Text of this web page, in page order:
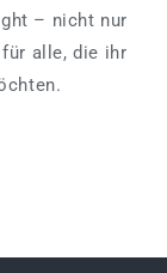
– nicht nur
alle, die ihr